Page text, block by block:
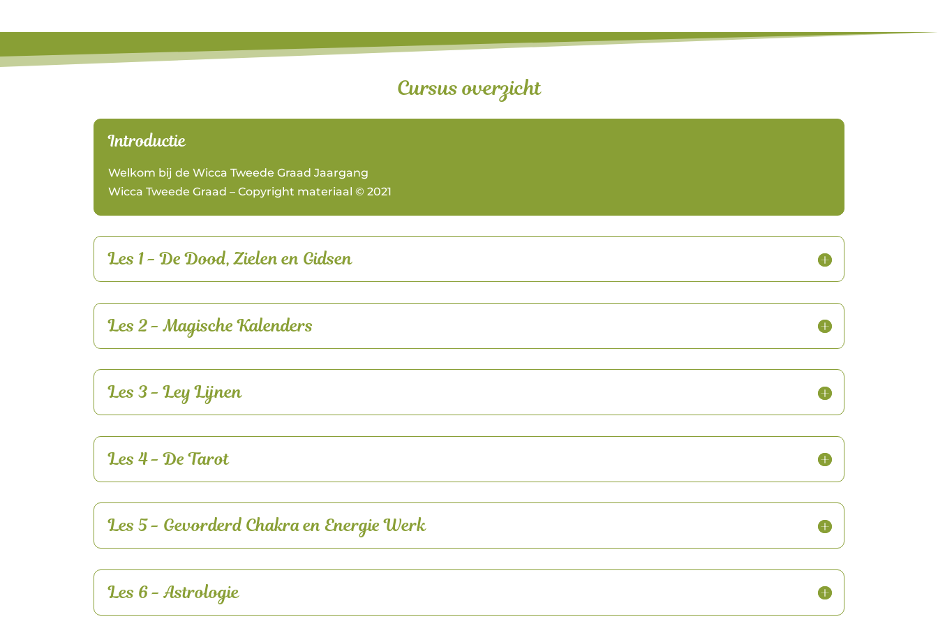
Cursus overzicht
Introductie
Welkom bij de Wicca Tweede Graad Jaargang
Wicca Tweede Graad – Copyright materiaal © 2021
Les 1 - De Dood, Zielen en Gidsen
Les 2 - Magische Kalenders
Les 3 - Ley Lijnen
Les 4 - De Tarot
Les 5 - Gevorderd Chakra en Energie Werk
Les 6 - Astrologie